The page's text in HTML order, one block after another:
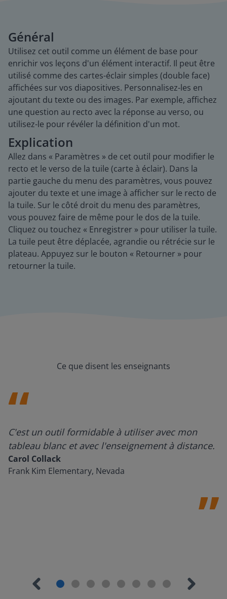
Général
Utilisez cet outil comme un élément de base pour
enrichir vos leçons d'un élément interactif. Il peut être
utilisé comme des cartes-éclair simples (double face)
affichées sur vos diapositives. Personnalisez-les en
ajoutant du texte ou des images. Par exemple, affichez
une question au recto avec la réponse au verso, ou
utilisez-le pour révéler la définition d'un mot.
Explication
Allez dans « Paramètres » de cet outil pour modifier le
recto et le verso de la tuile (carte à éclair). Dans la
partie gauche du menu des paramètres, vous pouvez
ajouter du texte et une image à afficher sur le recto de
la tuile. Sur le côté droit du menu des paramètres,
vous pouvez faire de même pour le dos de la tuile.
Cliquez ou touchez « Enregistrer » pour utiliser la tuile.
La tuile peut être déplacée, agrandie ou rétrécie sur le
plateau. Appuyez sur le bouton « Retourner » pour
retourner la tuile.
Ce que disent les enseignants
C'est un outil formidable à utiliser avec mon
tableau blanc et avec l'enseignement à distance.
Carol Collack
Frank Kim Elementary, Nevada